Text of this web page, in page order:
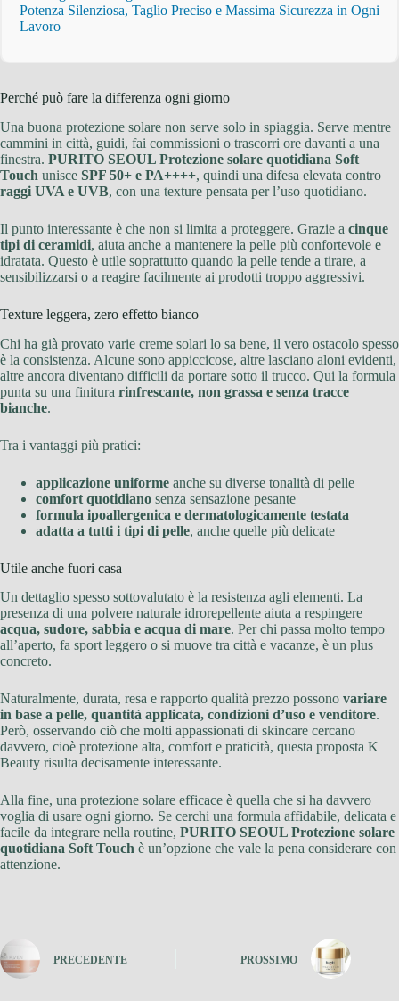
Potenza Silenziosa, Taglio Preciso e Massima Sicurezza in Ogni
Lavoro
Perché può fare la differenza ogni giorno
Una buona protezione solare non serve solo in spiaggia. Serve mentre
cammini in città, guidi, fai commissioni o trascorri ore davanti a una
finestra. PURITO SEOUL Protezione solare quotidiana Soft
Touch unisce SPF 50+ e PA++++, quindi una difesa elevata contro
raggi UVA e UVB, con una texture pensata per l’uso quotidiano.
Il punto interessante è che non si limita a proteggere. Grazie a cinque
tipi di ceramidi, aiuta anche a mantenere la pelle più confortevole e
idratata. Questo è utile soprattutto quando la pelle tende a tirare, a
sensibilizzarsi o a reagire facilmente ai prodotti troppo aggressivi.
Texture leggera, zero effetto bianco
Chi ha già provato varie creme solari lo sa bene, il vero ostacolo spesso
è la consistenza. Alcune sono appiccicose, altre lasciano aloni evidenti,
altre ancora diventano difficili da portare sotto il trucco. Qui la formula
punta su una finitura rinfrescante, non grassa e senza tracce
bianche.
Tra i vantaggi più pratici:
applicazione uniforme anche su diverse tonalità di pelle
comfort quotidiano senza sensazione pesante
formula ipoallergenica e dermatologicamente testata
adatta a tutti i tipi di pelle, anche quelle più delicate
Utile anche fuori casa
Un dettaglio spesso sottovalutato è la resistenza agli elementi. La
presenza di una polvere naturale idrorepellente aiuta a respingere
acqua, sudore, sabbia e acqua di mare. Per chi passa molto tempo
all’aperto, fa sport leggero o si muove tra città e vacanze, è un plus
concreto.
Naturalmente, durata, resa e rapporto qualità prezzo possono variare
in base a pelle, quantità applicata, condizioni d’uso e venditore.
Però, osservando ciò che molti appassionati di skincare cercano
davvero, cioè protezione alta, comfort e praticità, questa proposta K
Beauty risulta decisamente interessante.
Alla fine, una protezione solare efficace è quella che si ha davvero
voglia di usare ogni giorno. Se cerchi una formula affidabile, delicata e
facile da integrare nella routine, PURITO SEOUL Protezione solare
quotidiana Soft Touch è un’opzione che vale la pena considerare con
attenzione.
PRECEDENTE PROSSIMO